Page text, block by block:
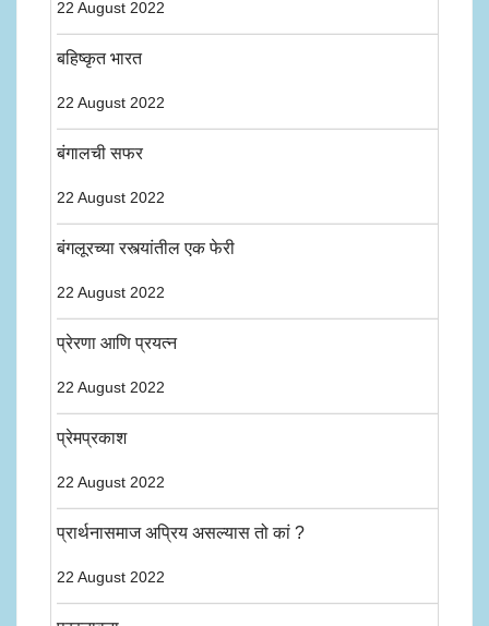
22 August 2022
बहिष्कृत भारत
22 August 2022
बंगालची सफर
22 August 2022
बंगलूरच्या रस्त्यांतील एक फेरी
22 August 2022
प्रेरणा आणि प्रयत्न
22 August 2022
प्रेमप्रकाश
22 August 2022
प्रार्थनासमाज अप्रिय असल्यास तो कां ?
22 August 2022